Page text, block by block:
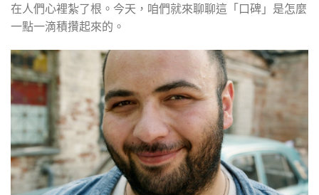
在人們心裡紮了根。今天，咱們就來聊聊這「口碑」是怎麼
一點一滴積攢起來的。